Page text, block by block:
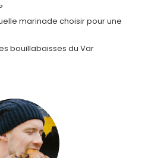
marinade choisir pour une
bouillabaisses du Var